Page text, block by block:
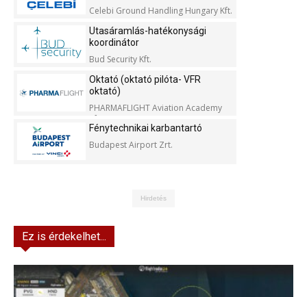
Celebi Ground Handling Hungary Kft.
Utasáramlás-hatékonysági
koordinátor
Bud Security Kft.
Oktató (oktató pilóta- VFR
oktató)
PHARMAFLIGHT Aviation Academy
Kft.
Fénytechnikai karbantartó
Budapest Airport Zrt.
Hirdetés
Ez is érdekelhet...